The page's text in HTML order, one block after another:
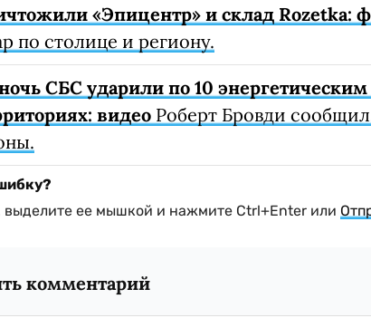
«Эпицентр» и склад Rozetka:
по столице и региону.
СБС ударили по 10
видео Роберт Бровди
выделите ее мышкой и нажмите Ctrl+Enter или
комментарий